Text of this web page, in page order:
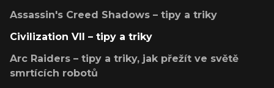
Assassin's Creed Shadows – tipy a triky
Civilization VII – tipy a triky
Arc Raiders – tipy a triky, jak přežít ve světě
smrtících robotů